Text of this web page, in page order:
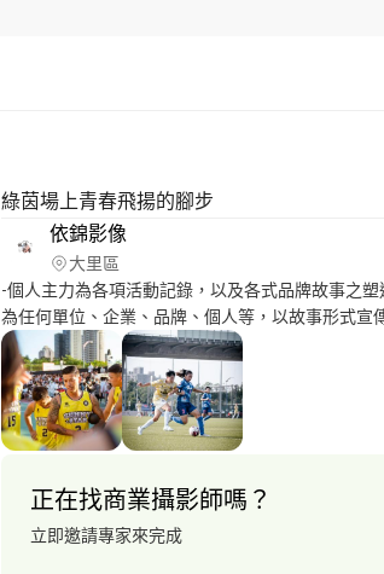
綠茵場上青春飛揚的腳步
依錦影像
大里區
-個人主力為各項活動記錄，以及各式品牌故事之塑
為任何單位、企業、品牌、個人等，以故事形式宣
富的影片製作經驗，擅長攝影、剪輯、調光、調色
中影片製作界上有一定經驗。 -有足夠人脈統籌、製
較大團隊，以完成較專業高階之影片製作。 -可提供
的行銷想法。
正在找商業攝影師嗎？
立即邀請專家來完成